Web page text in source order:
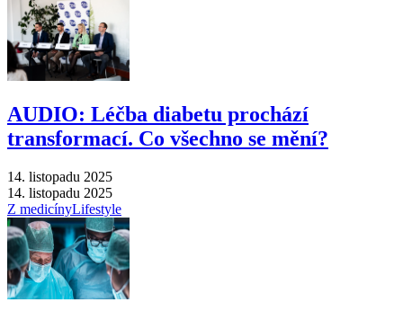
AUDIO: Léčba diabetu prochází
transformací. Co všechno se mění?
14. listopadu 2025
14. listopadu 2025
Z medicínyLifestyle